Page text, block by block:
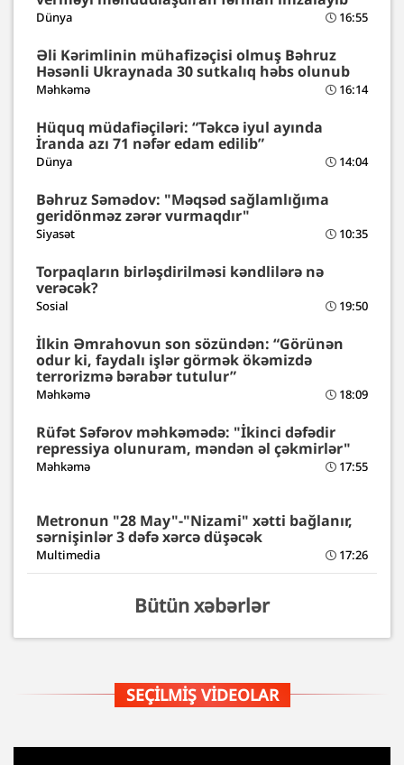
Dünya 16:55
Əli Kərimlinin mühafizəçisi olmuş Bəhruz
Həsənli Ukraynada 30 sutkalıq həbs olunub
Məhkəmə 16:14
Hüquq müdafiəçiləri: “Təkcə iyul ayında
İranda azı 71 nəfər edam edilib”
Dünya 14:04
Bəhruz Səmədov: "Məqsəd sağlamlığıma
geridönməz zərər vurmaqdır"
Siyasət 10:35
Torpaqların birləşdirilməsi kəndlilərə nə
verəcək?
Sosial 19:50
İlkin Əmrahovun son sözündən: “Görünən
odur ki, faydalı işlər görmək ökəmizdə
terrorizmə bərabər tutulur”
Məhkəmə 18:09
Rüfət Səfərov məhkəmədə: "İkinci dəfədir
repressiya olunuram, məndən əl çəkmirlər"
Məhkəmə 17:55
Metronun "28 May"-"Nizami" xətti bağlanır,
sərnişinlər 3 dəfə xərcə düşəcək
Multimedia 17:26
Bütün xəbərlər
SEÇILMIŞ VIDEOLAR